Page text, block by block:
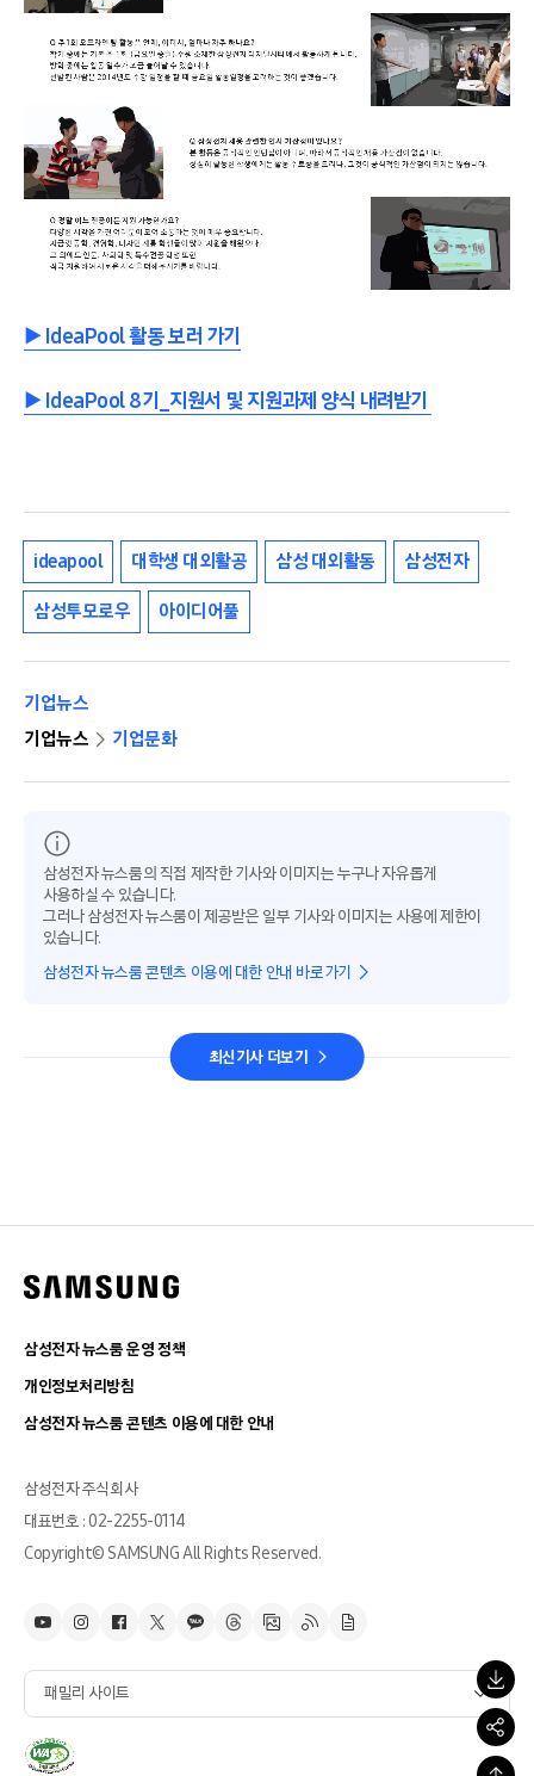
▶ IdeaPool 활동 보러 가기
▶ IdeaPool 8기_지원서 및 지원과제 양식 내려받기
ideapool 대학생 대외활공 삼성 대외활동 삼성전자
삼성투모로우 아이디어풀
기업뉴스
기업뉴스
기업문화
삼성전자 뉴스룸의 직접 제작한 기사와 이미지는 누구나 자유롭게
사용하실 수 있습니다.
그러나 삼성전자 뉴스룸이 제공받은 일부 기사와 이미지는 사용에 제한이
있습니다.
삼성전자 뉴스룸 콘텐츠 이용에 대한 안내 바로가기
최신기사 더보기
삼성전자 뉴스룸 운영 정책
개인정보처리방침
삼성전자 뉴스룸 콘텐츠 이용에 대한 안내
삼성전자 주식회사
대표번호 : 02-2255-0114
Copyright© SAMSUNG All Rights Reserved.
패밀리 사이트